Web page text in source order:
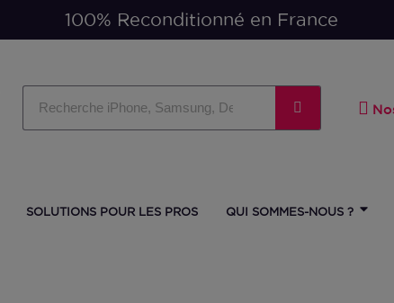
Paiement en 3 ou 4 fois
SOLUTIONS POUR LES PROS QUI SOMMES-NOUS ?